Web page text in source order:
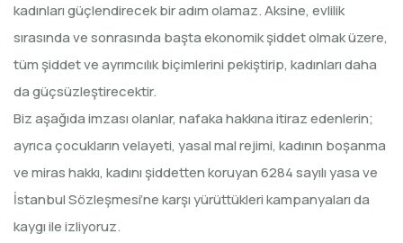
kadınları güçlendirecek bir adım olamaz. Aksine, evlilik
sırasında ve sonrasında başta ekonomik şiddet olmak üzere,
tüm şiddet ve ayrımcılık biçimlerini pekiştirip, kadınları daha
da güçsüzleştirecektir.
Biz aşağıda imzası olanlar, nafaka hakkına itiraz edenlerin;
ayrıca çocukların velayeti, yasal mal rejimi, kadının boşanma
ve miras hakkı, kadını şiddetten koruyan 6284 sayılı yasa ve
İstanbul Sözleşmesi’ne karşı yürüttükleri kampanyaları da
kaygı ile izliyoruz.